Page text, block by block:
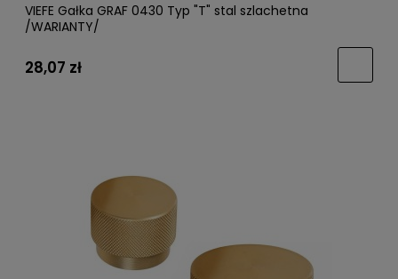
VIEFE Gałka GRAF 0430 Typ "T" stal szlachetna
/WARIANTY/
28,07 zł